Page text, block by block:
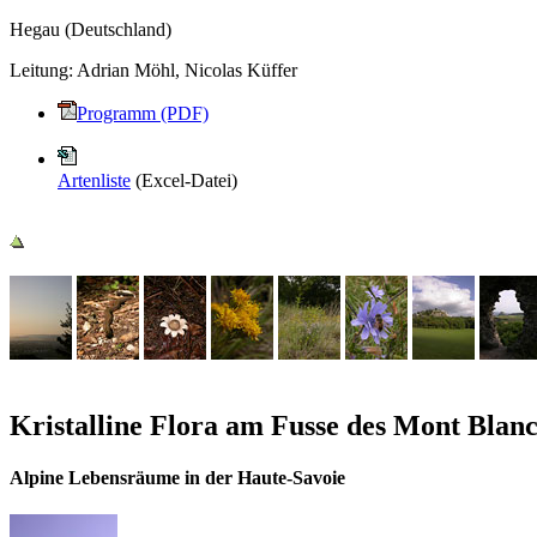
Hegau (Deutschland)
Leitung: Adrian Möhl, Nicolas Küffer
Programm (PDF)
Artenliste (Excel-Datei)
Kristalline Flora am Fusse des Mont Blanc
Alpine Lebensräume in der Haute-Savoie